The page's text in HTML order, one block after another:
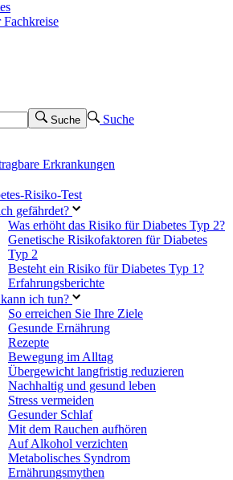
Suche Suche
Erkrankungen
Risiko-Test
gefährdet?
Was erhöht das Risiko für Diabetes Typ 2?
Genetische Risikofaktoren für Diabetes
Typ 2
Besteht ein Risiko für Diabetes Typ 1?
Erfahrungsberichte
ich tun?
So erreichen Sie Ihre Ziele
Gesunde Ernährung
Rezepte
Bewegung im Alltag
Übergewicht langfristig reduzieren
Nachhaltig und gesund leben
Stress vermeiden
Gesunder Schlaf
Mit dem Rauchen aufhören
Auf Alkohol verzichten
Metabolisches Syndrom
Ernährungsmythen